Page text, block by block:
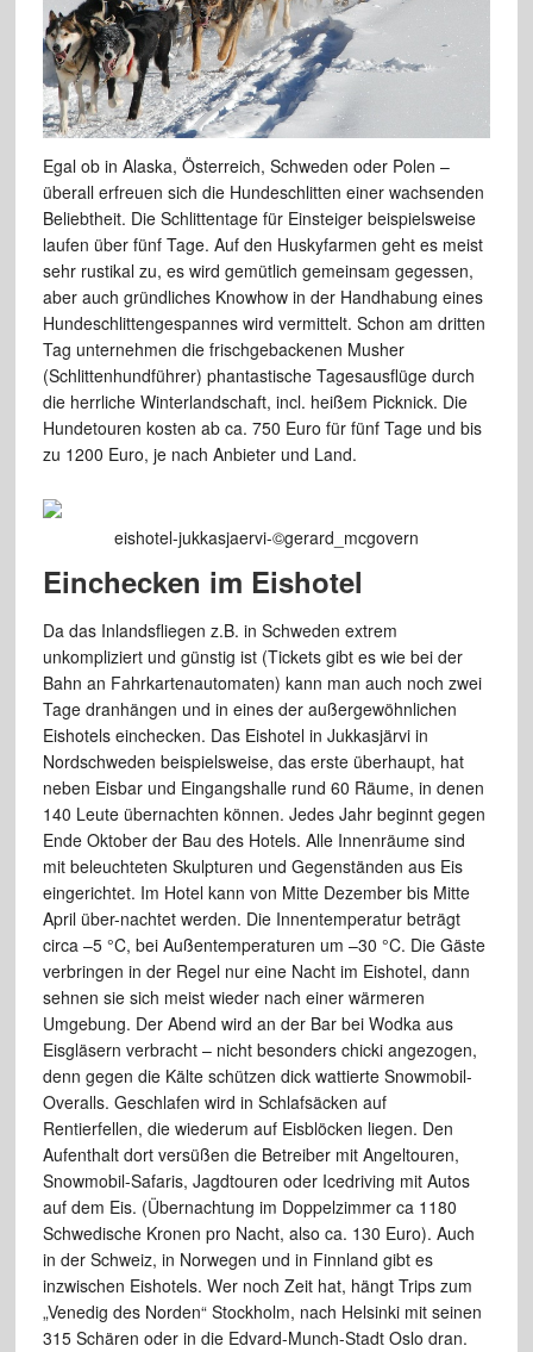
Egal ob in Alaska, Österreich, Schweden oder Polen –
überall erfreuen sich die Hundeschlitten einer wachsenden
Beliebtheit. Die Schlittentage für Einsteiger beispielsweise
laufen über fünf Tage. Auf den Huskyfarmen geht es meist
sehr rustikal zu, es wird gemütlich gemeinsam gegessen,
aber auch gründliches Knowhow in der Handhabung eines
Hundeschlittengespannes wird vermittelt. Schon am dritten
Tag unternehmen die frischgebackenen Musher
(Schlittenhundführer) phantastische Tagesausflüge durch
die herrliche Winterlandschaft, incl. heißem Picknick. Die
Hundetouren kosten ab ca. 750 Euro für fünf Tage und bis
zu 1200 Euro, je nach Anbieter und Land.
eishotel-jukkasjaervi-©gerard_mcgovern
Einchecken im Eishotel
Da das Inlandsfliegen z.B. in Schweden extrem
unkompliziert und günstig ist (Tickets gibt es wie bei der
Bahn an Fahrkartenautomaten) kann man auch noch zwei
Tage dranhängen und in eines der außergewöhnlichen
Eishotels einchecken. Das Eishotel in Jukkasjärvi in
Nordschweden beispielsweise, das erste überhaupt, hat
neben Eisbar und Eingangshalle rund 60 Räume, in denen
140 Leute übernachten können. Jedes Jahr beginnt gegen
Ende Oktober der Bau des Hotels. Alle Innenräume sind
mit beleuchteten Skulpturen und Gegenständen aus Eis
eingerichtet. Im Hotel kann von Mitte Dezember bis Mitte
April über-nachtet werden. Die Innentemperatur beträgt
circa –5 °C, bei Außentemperaturen um –30 °C. Die Gäste
verbringen in der Regel nur eine Nacht im Eishotel, dann
sehnen sie sich meist wieder nach einer wärmeren
Umgebung. Der Abend wird an der Bar bei Wodka aus
Eisgläsern verbracht – nicht besonders chicki angezogen,
denn gegen die Kälte schützen dick wattierte Snowmobil-
Overalls. Geschlafen wird in Schlafsäcken auf
Rentierfellen, die wiederum auf Eisblöcken liegen. Den
Aufenthalt dort versüßen die Betreiber mit Angeltouren,
Snowmobil-Safaris, Jagdtouren oder Icedriving mit Autos
auf dem Eis. (Übernachtung im Doppelzimmer ca 1180
Schwedische Kronen pro Nacht, also ca. 130 Euro). Auch
in der Schweiz, in Norwegen und in Finnland gibt es
inzwischen Eishotels. Wer noch Zeit hat, hängt Trips zum
„Venedig des Norden“ Stockholm, nach Helsinki mit seinen
315 Schären oder in die Edvard-Munch-Stadt Oslo dran.